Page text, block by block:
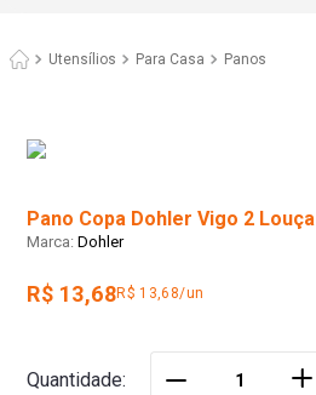
Utensílios Para Casa Panos
Pano Copa Dohler Vigo 2 Louça
Dohler
R$ 13,68R$ 13,68/un
Quantidade ＋